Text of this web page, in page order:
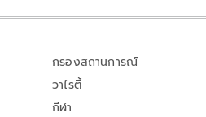
กรองสถานการณ์
วาไรตี้
กีฬา